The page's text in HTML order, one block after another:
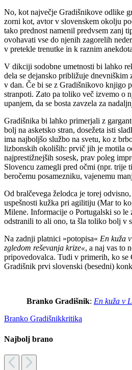
No, kot največje Gradišnikove odlike
zorni kot, avtor v slovenskem okolju
tako prednost namenil predvsem zanj
ovohavati vse do njenih zagorelih
v pretekle trenutke in k raznim
V dikciji sodobne umetnosti bi lahko
dela se dejansko približuje dnevniškim
v dan. Če bi se z Gradišnikovo knjigo
stranpoti. Zato pa toliko več izvemo o
upanjem, da se bosta zavzela za
Gradišnika bi lahko primerjali z
bolj na asketsko stran, dosežeta isti
ima najboljšo službo na svetu, ko z
lizbonskih okoliših: prvič jih je motila
najprestižnejših sosesk, prav poleg
Slovencu zamegli pred očmi (npr. trije
beročemu posamezniku, vajenemu
Od bralčevega želodca je torej
uspešnosti kužka pri agilitiju (Mar to
Milene. Informacije o Portugalski so le
odstranili to ali ono, ta šla toliko bolj v
Na zadnji platnici »potopisa« En kuža
zgledom reševanja krize«, a naj vas to
pripovedovalca. Tudi v primerih, ko se
Gradišnik prvi slovenski (besedni)
Branko Gradišnik: En kuža v
Branko Gradišnikkritika
Najbolj brano